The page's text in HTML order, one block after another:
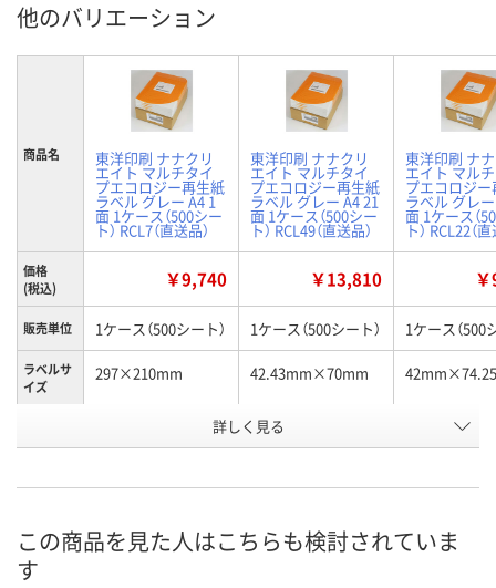
他のバリエーション
商品名 東洋印刷 ナナクリ
エイト マルチタイ
プエコロジー再生紙
ラベル グレー A4 1
面 1ケース（500シー
ト） RCL7（直送品）
東洋印刷 ナナクリ
エイト マルチタイ
プエコロジー再生紙
ラベル グレー A4 21
面 1ケース（500シー
ト） RCL49（直送品）
東洋印刷 ナ
エイト マル
プエコロジ
ラベル グレ
面 1ケース（
ト） RCL22（
価格
(税込)
￥9,740 ￥13,810
販売単位 1ケース（500シート） 1ケース（500シート） 1ケース（500
ラベルサ
イズ
297×210mm 42.43mm×70mm
3592522 3592498
8月21日（金）まで
詳しく見る
この商品を見た人はこちらも検討されていま
す